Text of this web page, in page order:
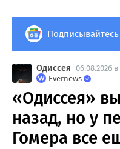
Одиссея 06.08.2026 в
Evernews
«Одиссея»
назад, но у
Гомера все